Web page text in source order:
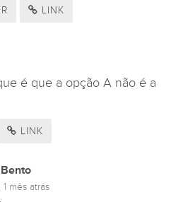
LINK
é que a opção A não é a
LINK
1 mês atrás